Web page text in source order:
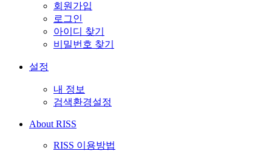
회원가입
로그인
아이디 찾기
비밀번호 찾기
설정
내 정보
검색환경설정
About RISS
RISS 이용방법